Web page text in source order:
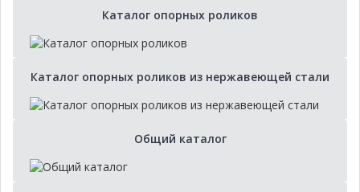
Каталог опорных роликов
Каталог опорных роликов из нержавеющей стали
Общий каталог